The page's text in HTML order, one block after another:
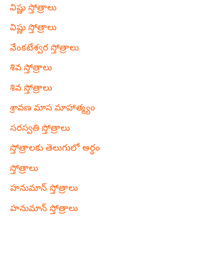
విష్ణు స్తోత్రాలు
విష్ణు స్తోత్రాలు
వేంకటేశ్వర స్తోత్రాలు
శివ స్తోత్రాలు
శివ స్తోత్రాలు
శ్రావణ మాస మాహాత్మ్యం
సరస్వతి స్తోత్రాలు
స్తోత్రాలకు తెలుగులో అర్థం
స్తోత్రాలు
హనుమాన్ స్తోత్రాలు
హనుమాన్ స్తోత్రాలు